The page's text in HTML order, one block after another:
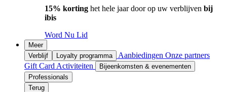
15% korting het hele jaar door op uw verblijven bij
ibis
Word Nu Lid
Meer
Verblijf
Loyalty programma Aanbiedingen Onze partners
Gift Card Activiteiten
Bijeenkomsten & evenementen
Professionals
Terug